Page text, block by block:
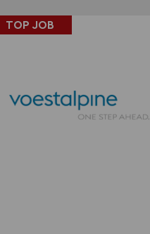
TOP JOB